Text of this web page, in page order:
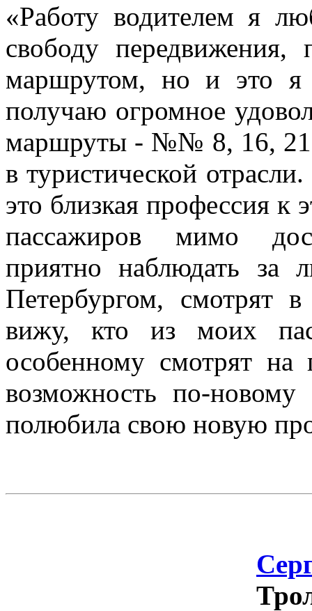
«Работу водителем я
свободу
маршрутом, но и это я
получаю огромное
маршруты - №№ 8, 16, 21.
в туристической
это близкая профессия
пассажиров мимо
приятно наблюдать за
Петербургом, смотрят
вижу, кто из моих
особенному смотрят
возможность по-
полюбила свою новую